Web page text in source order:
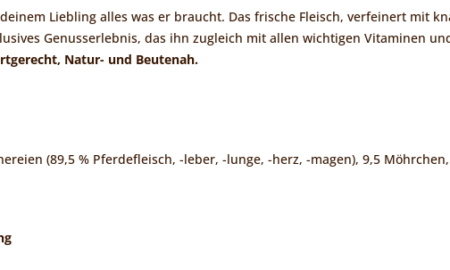
Liebling alles was er braucht. Das frische Fleisch, verfeinert mit
Genusserlebnis, das ihn zugleich mit allen wichtigen Vitaminen
Natur- und Beutenah.
(89,5 % Pferdefleisch, -leber, -lunge, -herz, -magen), 9,5